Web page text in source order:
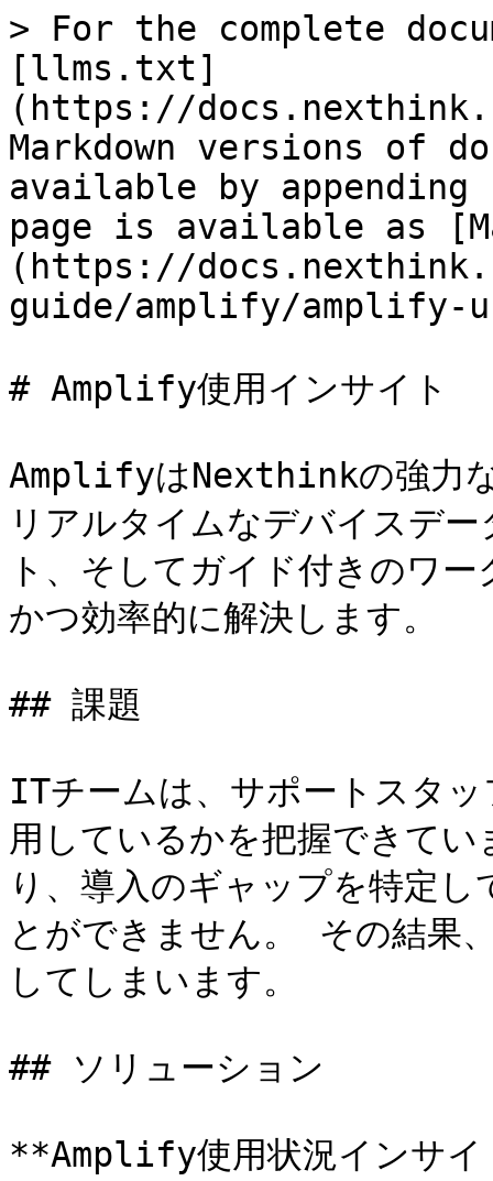
> For the complete
[llms.txt]
(https://
Markdown versions of
available by
page is available as
(https://
guide/amplify/amplify-
# Amplify使用インサイト
AmplifyはNexthinkの強力
リアルタイムなデバイスデ
ト、そしてガイド付きのワ
かつ効率的に解決します。
## 課題
ITチームは、サポートスタ
用しているかを把握できて
り、導入のギャップを特定
とができません。 その結果
してしまいます。
## ソリューション
**Amplify使用状況インサイ